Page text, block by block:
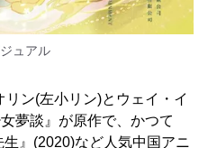
ュアル
ン(左小リン)とウェイ・イ
夢談』が原作で、かつて
生』(2020)など人気中国アニ